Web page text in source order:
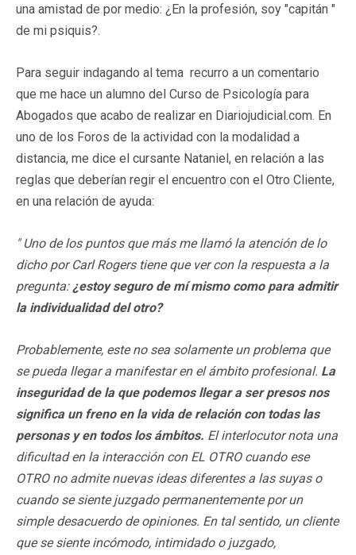
una amistad de por medio: ¿En la profesión, soy "capitán "
de mi psiquis?.
Para seguir indagando al tema recurro a un comentario
que me hace un alumno del Curso de Psicología para
Abogados que acabo de realizar en Diariojudicial.com. En
uno de los Foros de la actividad con la modalidad a
distancia, me dice el cursante Nataniel, en relación a las
reglas que deberían regir el encuentro con el Otro Cliente,
en una relación de ayuda:
" Uno de los puntos que más me llamó la atención de lo
dicho por Carl Rogers tiene que ver con la respuesta a la
pregunta: ¿estoy seguro de mí mismo como para admitir
la individualidad del otro?
Probablemente, este no sea solamente un problema que
se pueda llegar a manifestar en el ámbito profesional. La
inseguridad de la que podemos llegar a ser presos nos
significa un freno en la vida de relación con todas las
personas y en todos los ámbitos. El interlocutor nota una
dificultad en la interacción con EL OTRO cuando ese
OTRO no admite nuevas ideas diferentes a las suyas o
cuando se siente juzgado permanentemente por un
simple desacuerdo de opiniones. En tal sentido, un cliente
que se siente incómodo, intimidado o juzgado,